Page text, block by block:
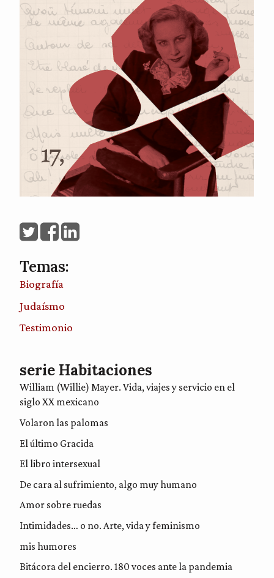
Temas:
Biografía
Judaísmo
Testimonio
serie Habitaciones
William (Willie) Mayer. Vida, viajes y servicio en el
siglo XX mexicano
Volaron las palomas
El último Gracida
El libro intersexual
De cara al sufrimiento, algo muy humano
Amor sobre ruedas
Intimidades… o no. Arte, vida y feminismo
mis humores
Bitácora del encierro. 180 voces ante la pandemia